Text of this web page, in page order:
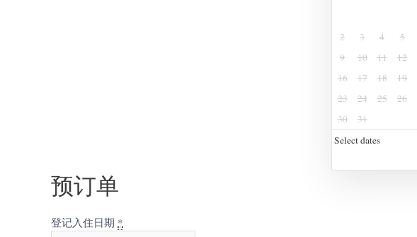
2
3 4 5
9
10 11 12
16
17 18 19
23
24 25 26
30
31
Select dates
预订单
登记入住日期 *